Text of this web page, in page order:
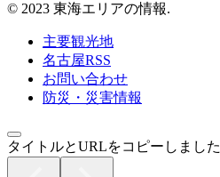
© 2023 東海エリアの情報.
主要観光地
名古屋RSS
お問い合わせ
防災・災害情報
タイトルとURLをコピーしました